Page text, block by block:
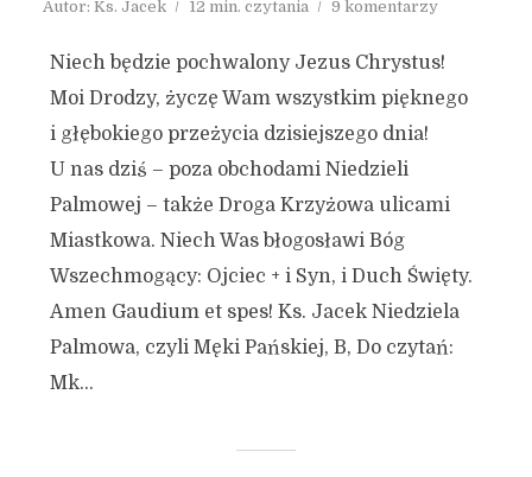
Autor: Ks. Jacek 12 min. czytania 9 komentarzy
Niech będzie pochwalony Jezus Chrystus!
Moi Drodzy, życzę Wam wszystkim pięknego
i głębokiego przeżycia dzisiejszego dnia!
U nas dziś – poza obchodami Niedzieli
Palmowej – także Droga Krzyżowa ulicami
Miastkowa. Niech Was błogosławi Bóg
Wszechmogący: Ojciec + i Syn, i Duch Święty.
Amen Gaudium et spes! Ks. Jacek Niedziela
Palmowa, czyli Męki Pańskiej, B, Do czytań:
Mk...